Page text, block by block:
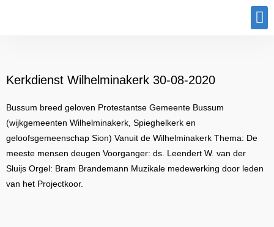
Kerkdienst Wilhelminakerk 30-08-2020
Bussum breed geloven Protestantse Gemeente Bussum
(wijkgemeenten Wilhelminakerk, Spieghelkerk en
geloofsgemeenschap Sion) Vanuit de Wilhelminakerk Thema: De
meeste mensen deugen Voorganger: ds. Leendert W. van der
Sluijs Orgel: Bram Brandemann Muzikale medewerking door leden
van het Projectkoor.